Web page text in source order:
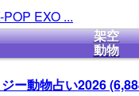
POP EXO ...
架空
動物
ー動物占い2026